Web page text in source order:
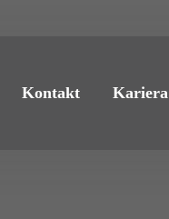
Kontakt Kariera